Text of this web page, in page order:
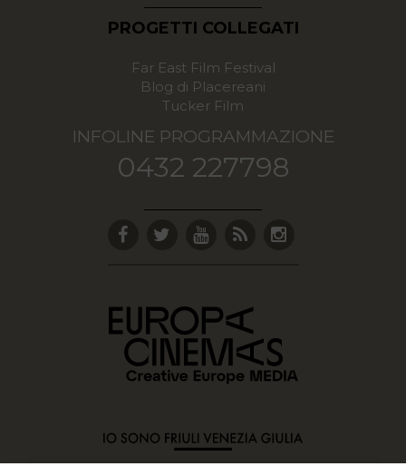
PROGETTI COLLEGATI
Far East Film Festival
Blog di Placereani
Tucker Film
INFOLINE PROGRAMMAZIONE
0432 227798